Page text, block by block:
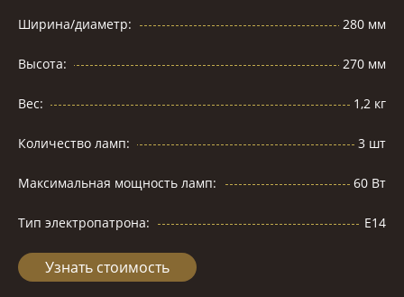
Ширина/диаметр: 280 мм
Высота: 270 мм
Вес: 1,2 кг
Количество ламп: 3 шт
Максимальная мощность ламп: 60 Вт
Тип электропатрона: Е14
Узнать стоимость